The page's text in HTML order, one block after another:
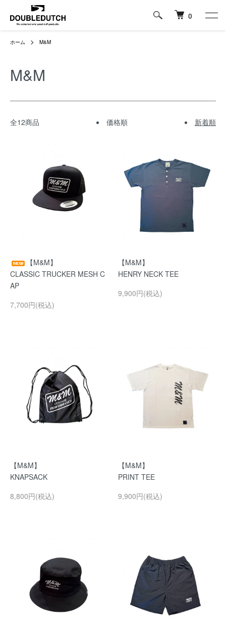
0
ホーム M&M
M&M
全12商品 価格順 新着順
【M&M】
CLASSIC TRUCKER MESH C
AP
7,700円(税込)
【M&M】
HENRY NECK TEE
9,900円(税込)
【M&M】
KNAPSACK
8,800円(税込)
【M&M】
PRINT TEE
9,900円(税込)